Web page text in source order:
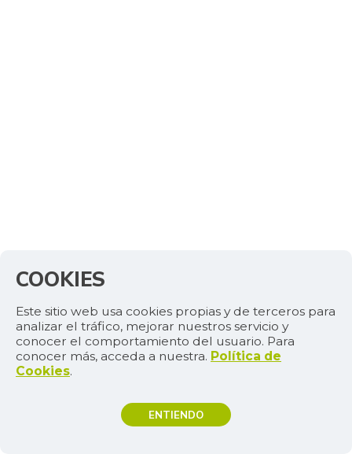
COOKIES
Este sitio web usa cookies propias y de terceros para
analizar el tráfico, mejorar nuestros servicio y
conocer el comportamiento del usuario. Para
conocer más, acceda a nuestra. Política de
Cookies.
ENTIENDO